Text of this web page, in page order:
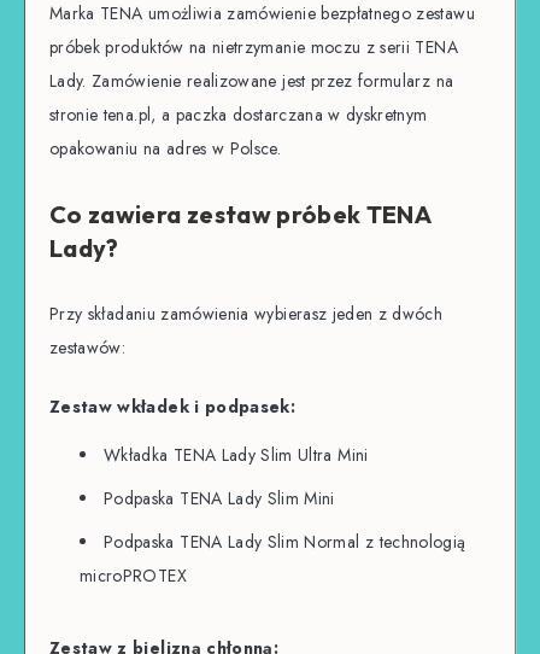
Marka TENA umożliwia zamówienie bezpłatnego zestawu
próbek produktów na nietrzymanie moczu z serii TENA
Lady. Zamówienie realizowane jest przez formularz na
stronie tena.pl, a paczka dostarczana w dyskretnym
opakowaniu na adres w Polsce.
Co zawiera zestaw próbek TENA
Lady?
Przy składaniu zamówienia wybierasz jeden z dwóch
zestawów:
Zestaw wkładek i podpasek:
Wkładka TENA Lady Slim Ultra Mini
Podpaska TENA Lady Slim Mini
Podpaska TENA Lady Slim Normal z technologią
microPROTEX
Zestaw z bielizną chłonną: